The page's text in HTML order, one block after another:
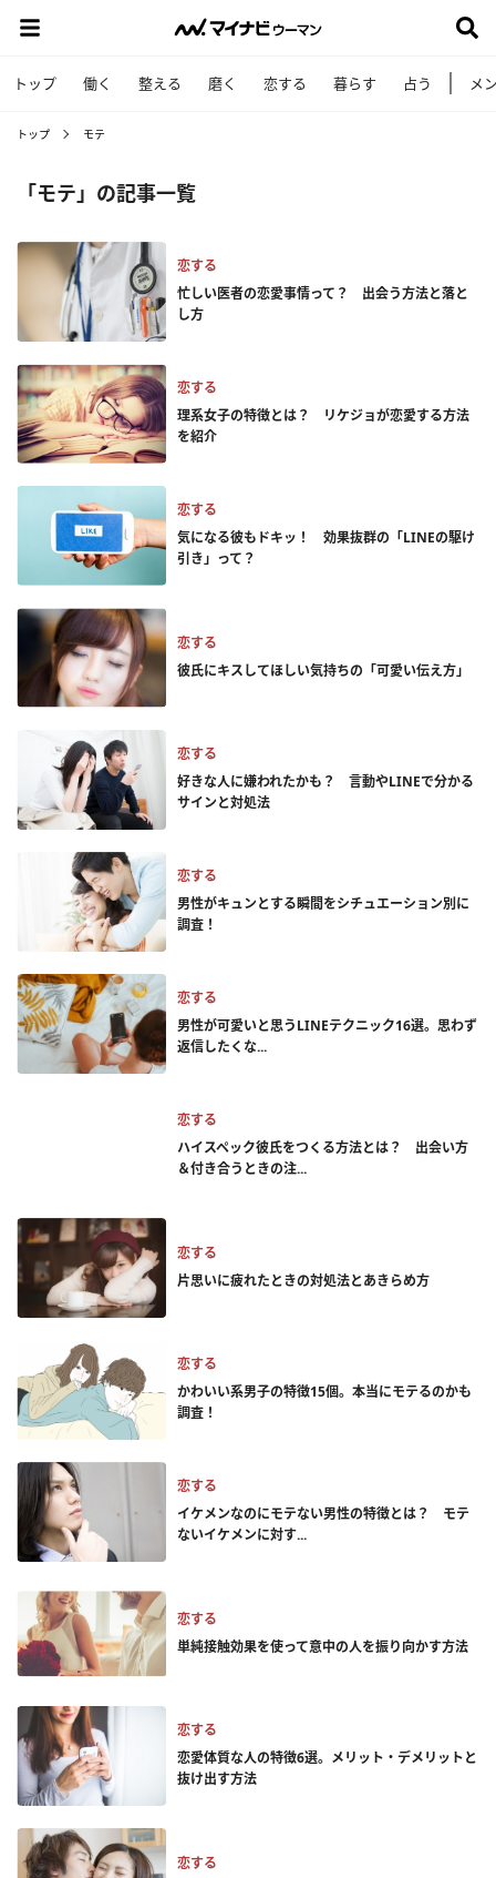
トップ 働く 整える 磨く 恋する 暮らす 占う メ
トップ モテ
「モテ」の記事一覧
恋する
忙しい医者の恋愛事情って？ 出会う方法と落と
し方
恋する
理系女子の特徴とは？ リケジョが恋愛する方法
を紹介
恋する
気になる彼もドキッ！ 効果抜群の「LINEの駆け
引き」って？
恋する
彼氏にキスしてほしい気持ちの「可愛い伝え方」
恋する
好きな人に嫌われたかも？ 言動やLINEで分かる
サインと対処法
恋する
男性がキュンとする瞬間をシチュエーション別に
調査！
恋する
男性が可愛いと思うLINEテクニック16選。思わず
返信したくな...
恋する
ハイスペック彼氏をつくる方法とは？ 出会い方
＆付き合うときの注...
恋する
片思いに疲れたときの対処法とあきらめ方
恋する
かわいい系男子の特徴15個。本当にモテるのかも
調査！
恋する
イケメンなのにモテない男性の特徴とは？ モテ
ないイケメンに対す...
恋する
単純接触効果を使って意中の人を振り向かす方法
恋する
恋愛体質な人の特徴6選。メリット・デメリットと
抜け出す方法
恋する